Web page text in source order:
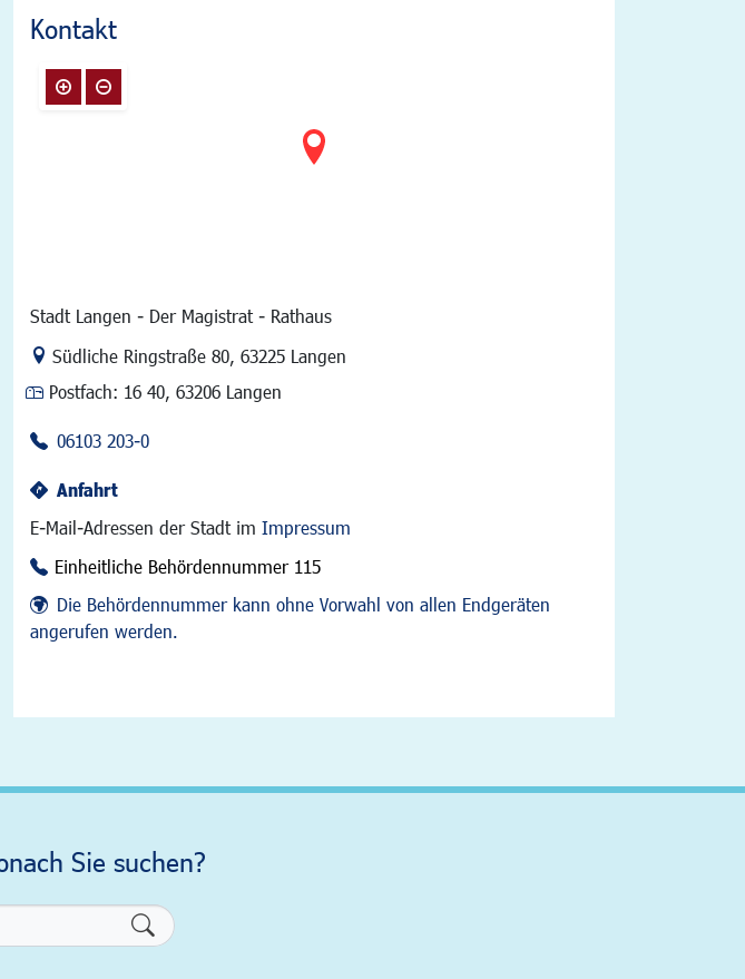
Kontakt
Stadt Langen - Der Magistrat - Rathaus
Link zur Google-Maps Navigation
Südliche Ringstraße 80, 63225 Langen
Postfach: 16 40, 63206 Langen
06103 203-0
Anfahrt
E-Mail-Adressen der Stadt im Impressum
Einheitliche Behördennummer 115
Die Behördennummer kann ohne Vorwahl von allen Endgeräten
angerufen werden.
Sie suchen?
Formularschaltfläche